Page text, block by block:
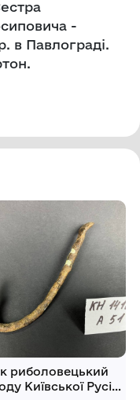
-
в Павлограді.
риболовецький
Київської Русі,